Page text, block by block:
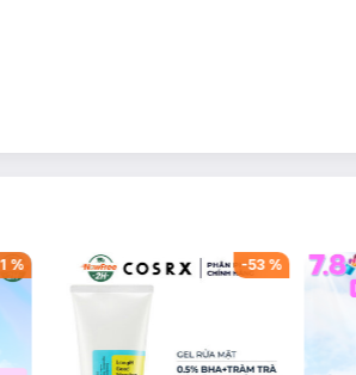
% -53%